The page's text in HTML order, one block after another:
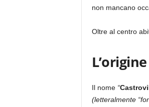
non mancano
Oltre al centro
Il nome “
(letteralmente